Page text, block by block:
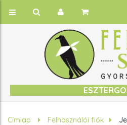
Címlap Felhasználói fiók